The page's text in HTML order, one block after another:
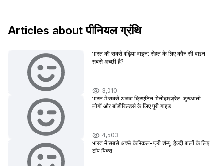
Articles about पीनियल ग्रंथि
भारत की सबसे बढ़िया वाइन: सेहत के लिए कौन सी वाइन
सबसे अच्छी है?
3,010
भारत में सबसे अच्छा क्रिएटिन मोनोहाइड्रेट: शुरुआती
लोगों और बॉडीबिल्डर्स के लिए पूरी गाइड
4,503
भारत में सबसे अच्छे केमिकल-फ्री शैम्पू: हेल्दी बालों के लिए
टॉप पिक्स